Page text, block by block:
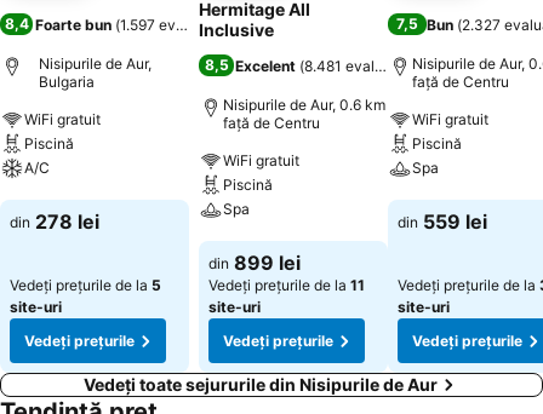
8,4 Foarte bun (1.597 evaluări)
Nisipurile de Aur,
Bulgaria
WiFi gratuit
Piscină
A/C
Vedeți prețurile
din 278 lei
Vedeți prețurile de la 5
site-uri
Vedeți prețurile
Hermitage All
Inclusive
8,5 Excelent (8.481 evaluări)
Nisipurile de Aur, 0.6 km
faţă de Centru
WiFi gratuit
Piscină
Spa
Vedeți prețurile
din 899 lei
Vedeți prețurile de la 11
site-uri
Vedeți prețurile
7,5 Bun (2.327
Nisipurile de Aur,
faţă de Centru
WiFi gratuit
Piscină
Spa
Vedeți prețurile
din 559 lei
Vedeți prețurile de la
site-uri
Vedeți prețurile
Vedeți toate sejururile din Nisipurile de Aur